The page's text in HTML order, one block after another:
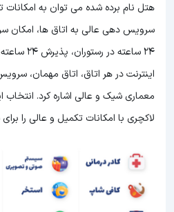
هتل نام برده شده می توان به
سرویس دهی عالی به اتاق ها، امکان
24 ساعته
اینترنت در هر اتاق، اتاق مهمان،
معماری شیک و عالی اشاره کرد. انتخاب
لاکچری با امکانات تکمیل و عالی را